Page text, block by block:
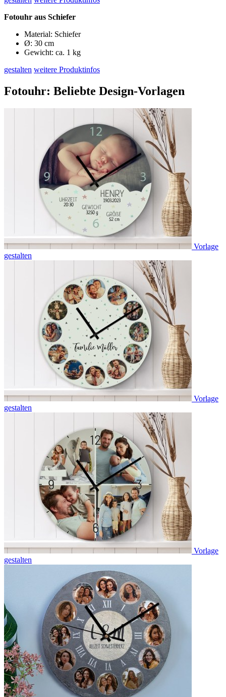
Fotouhr aus Schiefer
Material: Schiefer
Ø: 30 cm
Gewicht: ca. 1 kg
gestalten weitere Produktinfos
Fotouhr: Beliebte Design-Vorlagen
Vorlage
gestalten
Vorlage
gestalten
Vorlage
gestalten